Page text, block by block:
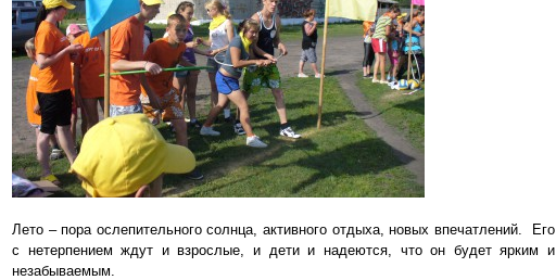
Лето – пора ослепительного солнца, активного отдыха, новых впечатлений. Его
с нетерпением ждут и взрослые, и дети и надеются, что он будет ярким и
незабываемым.